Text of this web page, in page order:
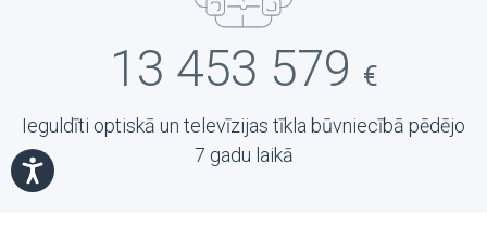
13 453 579 €
Ieguldīti optiskā un televīzijas tīkla būvniecībā pēdējo
7 gadu laikā